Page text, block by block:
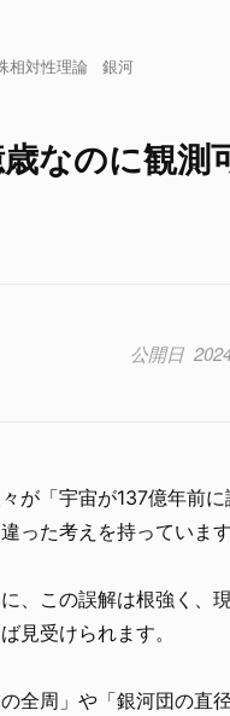
相対性理論 銀河
なのに観測
が「宇宙が137億年前
った考えを持っています
、この誤解は根強く、
見受けられます。
全周」や「銀河団の直